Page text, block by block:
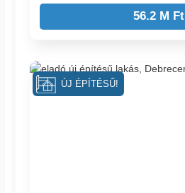
56.2 M Ft
ÚJ ÉPÍTÉSŰ!